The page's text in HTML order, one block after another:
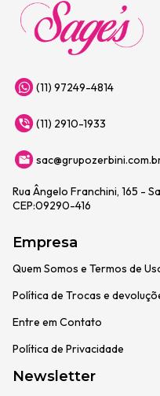
(11) 97249-4814
(11) 2910-1933
Rua Ângelo Franchini, 165 -
CEP:09290-416
Empresa
Quem Somos e Termos de
Política de Trocas e
Entre em Contato
Política de Privacidade
Newsletter